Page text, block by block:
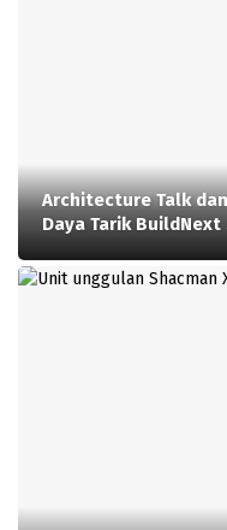
Architecture Talk
Daya Tarik BuildNext